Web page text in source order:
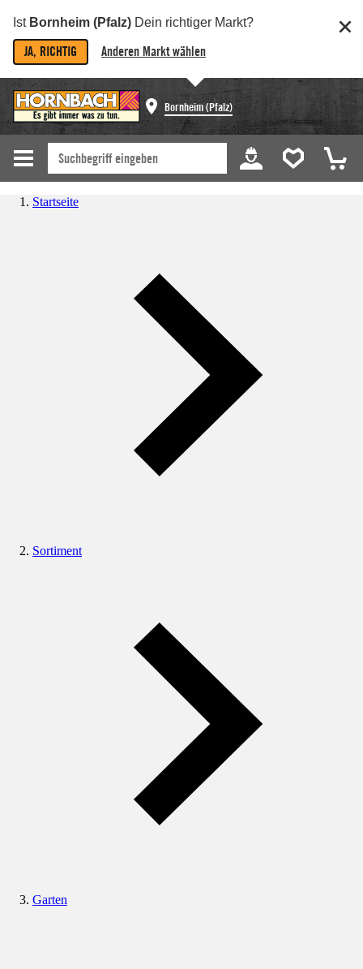
Ist Bornheim (Pfalz) Dein richtiger Markt?
JA, RICHTIG Anderen Markt wählen
Bornheim (Pfalz)
Startseite
Sortiment
Garten